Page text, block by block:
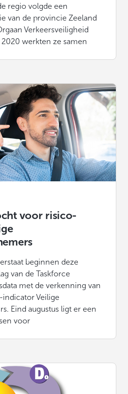
regio volgde een
van de provincie Zeeland
Verkeersveiligheid
2020 werkten ze samen
voor risico-
beginnen deze
van de Taskforce
met de verkenning van
Veilige
Eind augustus ligt er een
voor